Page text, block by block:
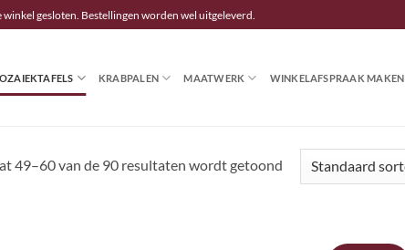
winkel gesloten. Bestellingen worden wel uitgeleverd.
KRABPALEN MAATWERK WINKELAFSPRAAK MAKEN
49–60 van de 90 resultaten wordt getoond